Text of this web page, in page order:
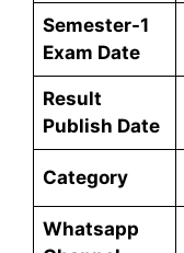
Semester-1
Exam Date
Result
Publish Date
Category
Whatsapp